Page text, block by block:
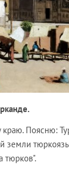
Поясню:
тюрков".